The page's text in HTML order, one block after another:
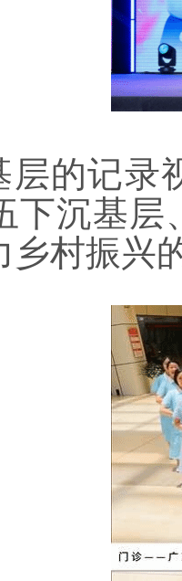
层的记录
下沉基
乡村振兴